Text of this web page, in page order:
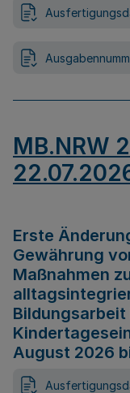
MB.NRW
Erste
Gewährung
Maßnahmen
Bildungsarbeit
August 2026